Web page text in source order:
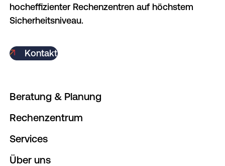
hocheffizienter Rechenzentren auf höchstem
Sicherheitsniveau.
Kontakt
Beratung & Planung
Rechenzentrum
Services
Über uns